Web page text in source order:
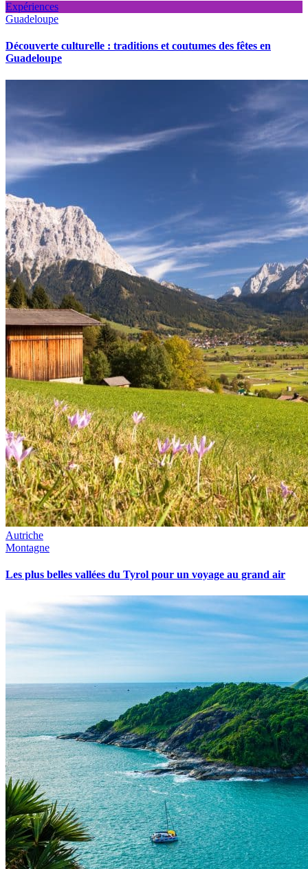
Expériences
Guadeloupe
Découverte culturelle : traditions et coutumes des fêtes en
Guadeloupe
Autriche
Montagne
Les plus belles vallées du Tyrol pour un voyage au grand air